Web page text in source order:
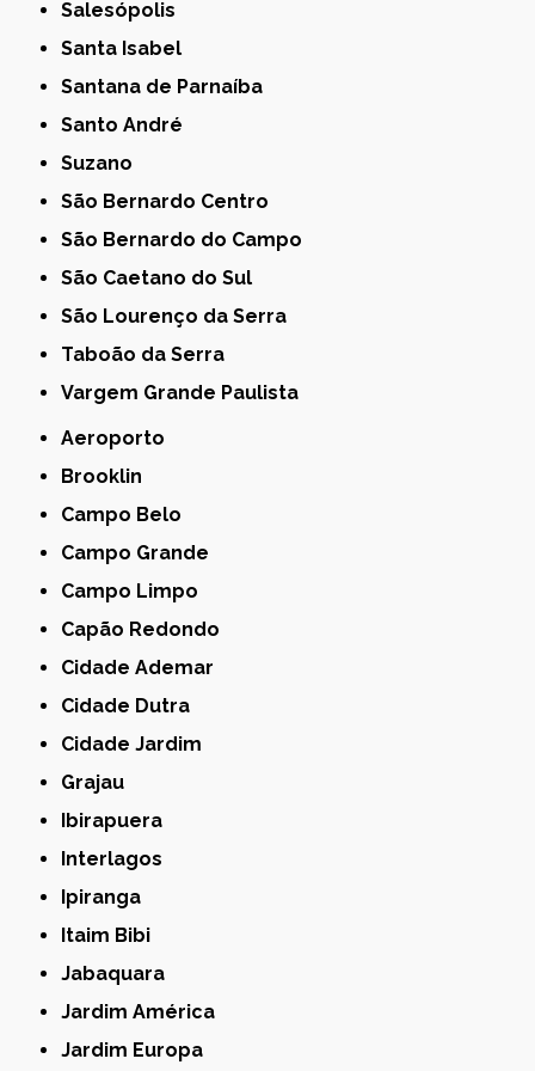
Salesópolis
Santa Isabel
Santana de Parnaíba
Santo André
Suzano
São Bernardo Centro
São Bernardo do Campo
São Caetano do Sul
São Lourenço da Serra
Taboão da Serra
Vargem Grande Paulista
Aeroporto
Brooklin
Campo Belo
Campo Grande
Campo Limpo
Capão Redondo
Cidade Ademar
Cidade Dutra
Cidade Jardim
Grajau
Ibirapuera
Interlagos
Ipiranga
Itaim Bibi
Jabaquara
Jardim América
Jardim Europa